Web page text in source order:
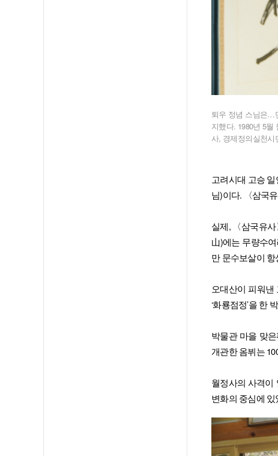
퇴우 정념 스님은…
지했다. 1980년 5
사, 경제정의실천
고려시대 고승
님)이다. 〈삼국
실제, 〈삼국유
山)에는 무량수
만 문수보살이
오대산이 피워낸
‘화룡점정’을 한
박물관 마을 맞은
개관한 옴뷔는
월정사의 사격이
변화의 중심에